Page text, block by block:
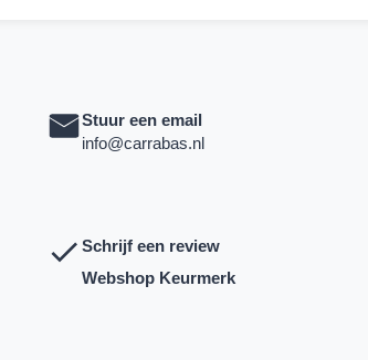
Stuur een email
info@carrabas.nl
Schrijf een review
Webshop Keurmerk